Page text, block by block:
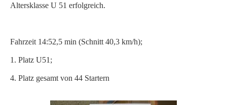
Altersklasse U 51 erfolgreich.
Fahrzeit 14:52,5 min (Schnitt 40,3 km/h);
1. Platz U51;
4. Platz gesamt von 44 Startern